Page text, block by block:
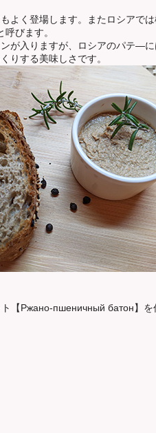
よく登場します。またロシアで
びます。
が入りますが、ロシアのパテ―
りする美味しさです。
【Ржано-пшеничный батон】を